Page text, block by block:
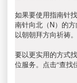
如果要使用指南针
南针向北（N）的
以朝朝拜方向祈祷。
要以更实用的方式
位服务。点击“查找